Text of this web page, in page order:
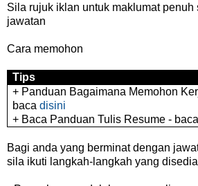
Sila rujuk iklan untuk maklumat penuh
jawatan
Cara memohon
Tips
+ Panduan Bagaimana Memohon
bacadisini
+ Baca Panduan Tulis Resume -
Bagi anda yang berminat dengan
sila ikuti langkah-langkah yang